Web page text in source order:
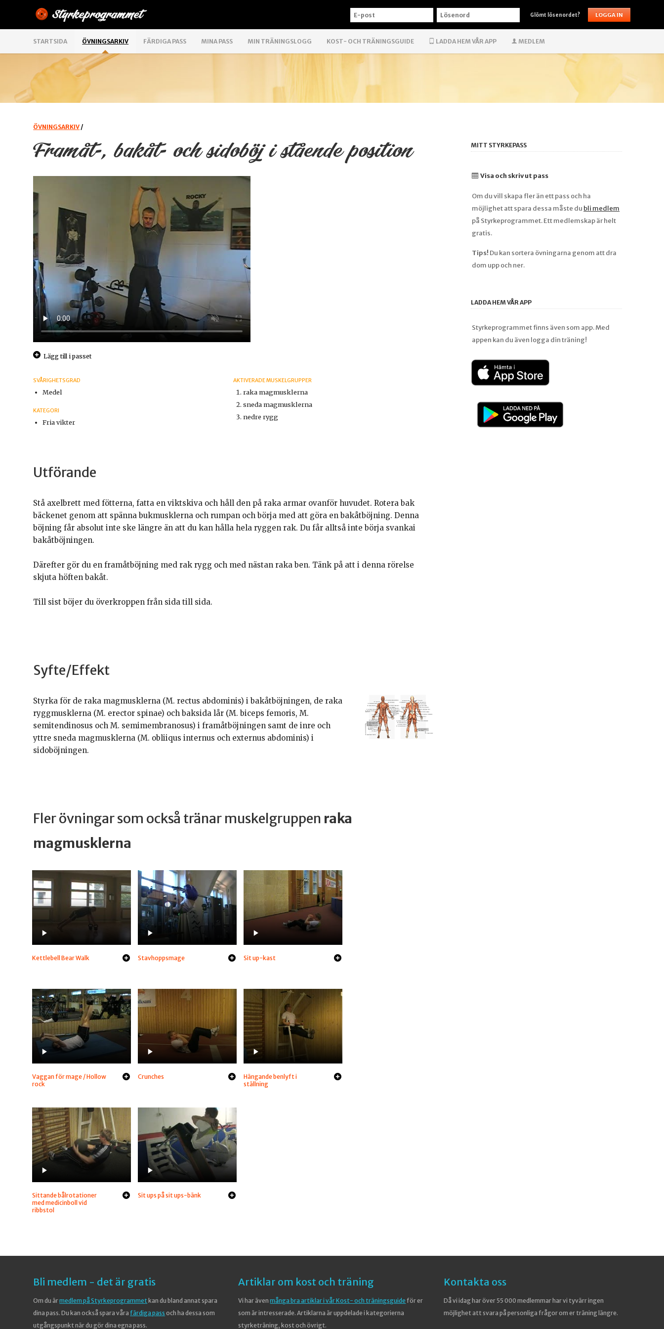
E-
LÖSENORD Glömt lösenordet?
STARTSIDA ÖVNINGSARKIV FÄRDIGA PASS MINA PASS MIN TRÄNINGSLOGG KOST- OCH TRÄNINGSGUIDE LADDA HEM VÅR APP MEDLEM
ÖVNINGSARKIV /
Framåt-, bakåt- och sidoböj i stående position
Lägg till i passet
SVÅRIGHETSGRAD
Medel
KATEGORI
Fria vikter
AKTIVERADE MUSKELGRUPPER
raka magmusklerna
sneda magmusklerna
nedre rygg
Utförande
Stå axelbrett med fötterna, fatta en viktskiva och håll den på raka armar ovanför huvudet. Rotera bak
bäckenet genom att spänna bukmusklerna och rumpan och börja med att göra en bakåtböjning. Denna
böjning får absolut inte ske längre än att du kan hålla hela ryggen rak. Du får alltså inte börja svankai
bakåtböjningen.
Därefter gör du en framåtböjning med rak rygg och med nästan raka ben. Tänk på att i denna rörelse
skjuta höften bakåt.
Till sist böjer du överkroppen från sida till sida.
Syfte/Effekt
Styrka för de raka magmusklerna (M. rectus abdominis) i bakåtböjningen, de raka
ryggmusklerna (M. erector spinae) och baksida lår (M. biceps femoris, M.
semitendinosus och M. semimembranosus) i framåtböjningen samt de inre och
yttre sneda magmusklerna (M. obliiqus internus och externus abdominis) i
sidoböjningen.
Fler övningar som också tränar muskelgruppen raka
magmusklerna
Kettlebell Bear Walk Stavhoppsmage Sit up-kast
Vaggan för mage / Hollow
rock
Crunches
Hängande benlyft i
ställning
Sittande bålrotationer
med medicinboll vid
ribbstol
Sit ups på sit ups-bänk
MITT STYRKEPASS
Visa och skriv ut pass
Om du vill skapa fler än ett pass och ha
möjlighet att spara dessa måste du bli medlem
på Styrkeprogrammet. Ett medlemskap är helt
gratis.
Tips! Du kan sortera övningarna genom att dra
dom upp och ner.
LADDA HEM VÅR APP
Styrkeprogrammet finns även som app. Med
appen kan du även logga din träning!
Bli medlem - det är gratis
Om du ärmedlem på Styrkeprogrammetkan du bland annat spara
dina pass. Du kan också spara vårafärdiga pass och ha dessa som
utgångspunkt när du gör dina egna pass.
Artiklar om kost och träning
Vi har ävenmånga bra artiklar i vår Kost- och träningsguideför er
som är intresserade. Artiklarna är uppdelade i kategorierna
styrketräning, kost och övrigt.
Kontakta oss
Då vi idag har över 55 000 medlemmar har vi tyvärr ingen
möjlighet att svara på personliga frågor om er träning längre.